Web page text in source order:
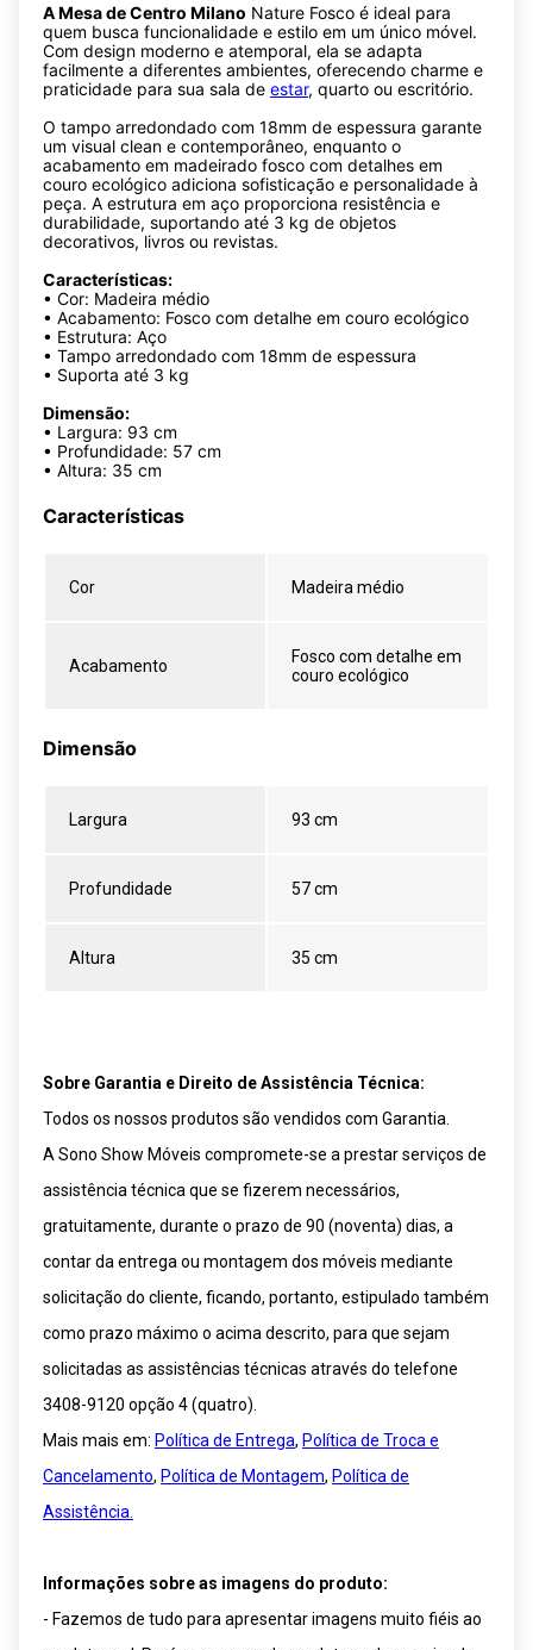
A Mesa de Centro Milano Nature Fosco é ideal para
quem busca funcionalidade e estilo em um único móvel.
Com design moderno e atemporal, ela se adapta
facilmente a diferentes ambientes, oferecendo charme e
praticidade para sua sala de estar, quarto ou escritório.
O tampo arredondado com 18mm de espessura garante
um visual clean e contemporâneo, enquanto o
acabamento em madeirado fosco com detalhes em
couro ecológico adiciona sofisticação e personalidade à
peça. A estrutura em aço proporciona resistência e
durabilidade, suportando até 3 kg de objetos
decorativos, livros ou revistas.
Características:
• Cor: Madeira médio
• Acabamento: Fosco com detalhe em couro ecológico
• Estrutura: Aço
• Tampo arredondado com 18mm de espessura
• Suporta até 3 kg
Dimensão:
• Largura: 93 cm
• Profundidade: 57 cm
• Altura: 35 cm
Características
Cor Madeira médio
Acabamento
Fosco com detalhe em
couro ecológico
Dimensão
Largura 93 cm
Profundidade 57 cm
Altura 35 cm
Sobre Garantia e Direito de Assistência Técnica:
Todos os nossos produtos são vendidos com Garantia.
A Sono Show Móveis compromete-se a prestar serviços de
assistência técnica que se fizerem necessários,
gratuitamente, durante o prazo de 90 (noventa) dias, a
contar da entrega ou montagem dos móveis mediante
solicitação do cliente, ficando, portanto, estipulado também
como prazo máximo o acima descrito, para que sejam
solicitadas as assistências técnicas através do telefone
3408-9120 opção 4 (quatro).
Mais mais em: Política de Entrega, Política de Troca e
Cancelamento, Política de Montagem, Política de
Assistência.
Informações sobre as imagens do produto:
- Fazemos de tudo para apresentar imagens muito fiéis ao